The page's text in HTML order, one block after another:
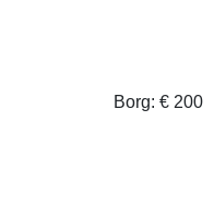
Borg: € 200